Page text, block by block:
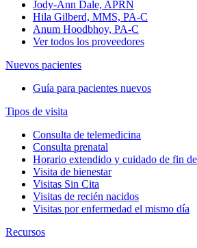
Jody-Ann Dale, APRN
Hila Gilberd, MMS, PA-C
Anum Hoodbhoy, PA-C
Ver todos los proveedores
Nuevos pacientes
Guía para pacientes nuevos
Tipos de visita
Consulta de telemedicina
Consulta prenatal
Horario extendido y cuidado de fin de
Visita de bienestar
Visitas Sin Cita
Visitas de recién nacidos
Visitas por enfermedad el mismo día
Recursos